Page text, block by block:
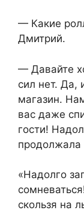
— Какие
Дмитрий.
— Давайте
сил нет. Да,
магазин.
вас даже
гости!
продолжала
«Надолго
скользя на